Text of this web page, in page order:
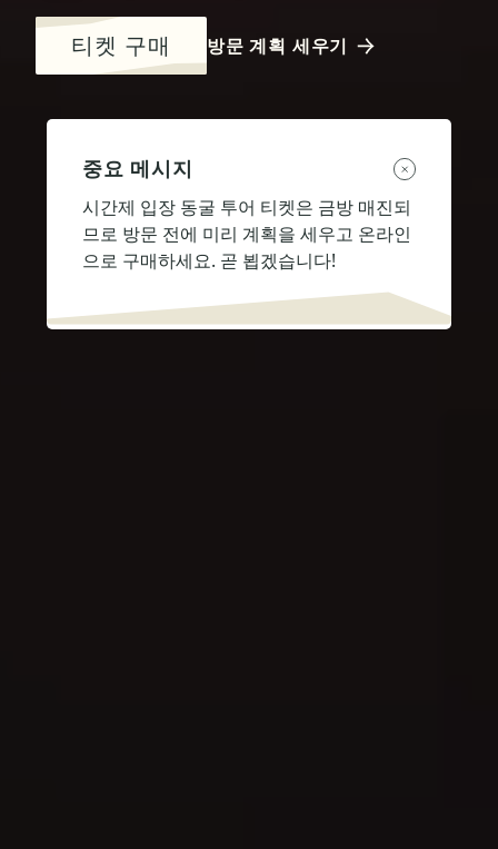
티켓 구매 방문 계획 세우기
중요 메시지
시간제 입장 동굴 투어 티켓은 금방 매진되
므로 방문 전에 미리 계획을 세우고 온라인
으로 구매하세요. 곧 뵙겠습니다!